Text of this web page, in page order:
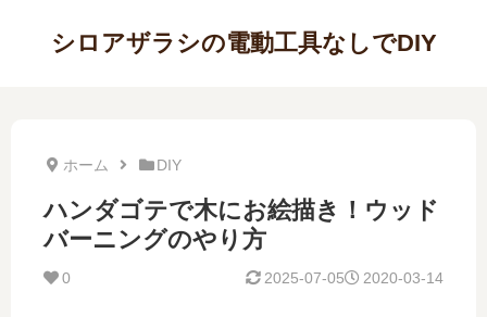
シロアザラシの電動工具なしでDIY
ホーム DIY
ハンダゴテで木にお絵描き！ウッド
バーニングのやり方
0 2020-03-14
2025-07-05